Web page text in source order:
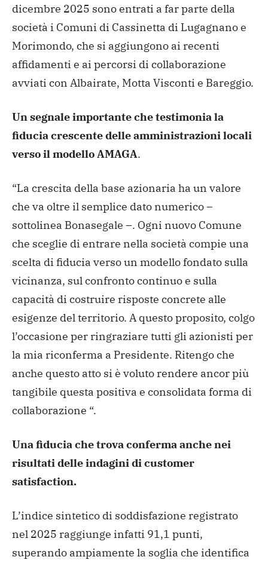
dicembre 2025 sono entrati a far parte della
società i Comuni di Cassinetta di Lugagnano e
Morimondo, che si aggiungono ai recenti
affidamenti e ai percorsi di collaborazione
avviati con Albairate, Motta Visconti e Bareggio.
Un segnale importante che testimonia la
fiducia crescente delle amministrazioni locali
verso il modello AMAGA.
“La crescita della base azionaria ha un valore
che va oltre il semplice dato numerico –
sottolinea Bonasegale –. Ogni nuovo Comune
che sceglie di entrare nella società compie una
scelta di fiducia verso un modello fondato sulla
vicinanza, sul confronto continuo e sulla
capacità di costruire risposte concrete alle
esigenze del territorio. A questo proposito, colgo
l’occasione per ringraziare tutti gli azionisti per
la mia riconferma a Presidente. Ritengo che
anche questo atto si è voluto rendere ancor più
tangibile questa positiva e consolidata forma di
collaborazione “.
Una fiducia che trova conferma anche nei
risultati delle indagini di customer
satisfaction.
L’indice sintetico di soddisfazione registrato
nel 2025 raggiunge infatti 91,1 punti,
superando ampiamente la soglia che identifica